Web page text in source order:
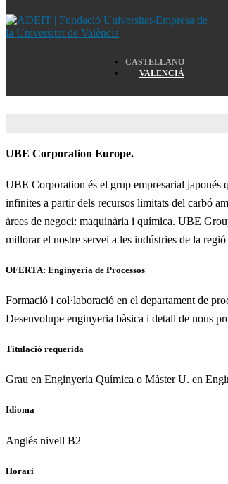
CASTELLANO
VALENCIÀ
Home
UBE Corporation Europe.
UBE Corporation és el grup empresarial japonés
infinites a partir dels recursos limitats del carbó
àrees de negoci: maquinària i química. UBE
millorar el nostre servei a les indústries de la regió
OFERTA: Enginyeria de Processos
Formació i col·laboració en el departament de
Desenvolupe enginyeria bàsica i detall de nous
Titulació requerida
Grau en Enginyeria Química o Màster U. en
Idioma
Anglés nivell B2
Horari